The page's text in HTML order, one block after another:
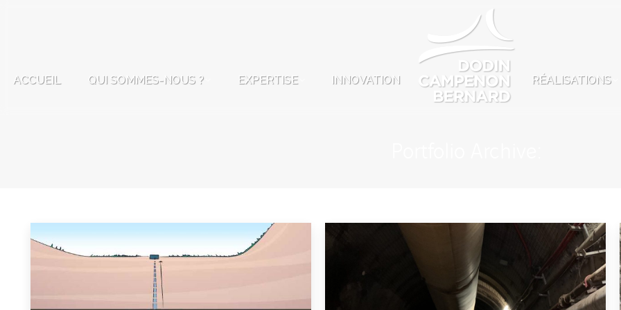
ACCUEIL QUI SOMMES-NOUS ? EXPERTISE INNOVATION RÉALISATIONS